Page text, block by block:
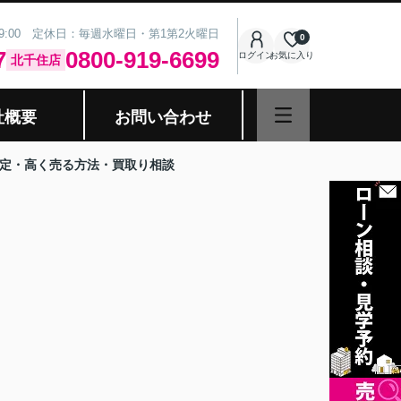
定休日：毎週水曜日・第1第2火曜日
北千住店 0800-919-6699 ログインお気に入り
0
概要 お問い合わせ
・高く売る方法・買取り相談